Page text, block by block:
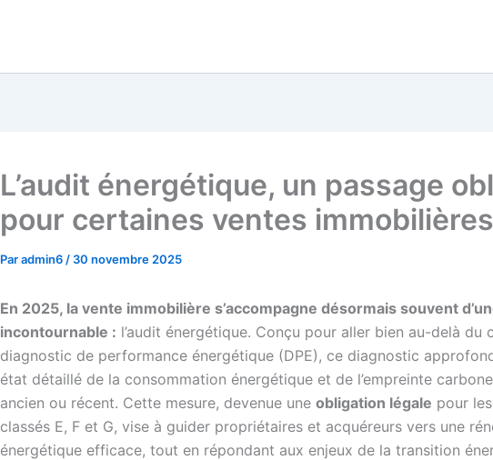
L’audit énergétique, un passage
pour certaines ventes immobilières
Paradmin6 / 30 novembre 2025
En 2025, la vente immobilière s’accompagne désormais souvent
incontournable : l’audit énergétique. Conçu pour aller bien au-delà du
diagnostic de performance énergétique (DPE), ce diagnostic
état détaillé de la consommation énergétique et de l’empreinte
ancien ou récent. Cette mesure, devenue une obligation légale pour
classés E, F et G, vise à guider propriétaires et acquéreurs vers une
énergétique efficace, tout en répondant aux enjeux de la transition